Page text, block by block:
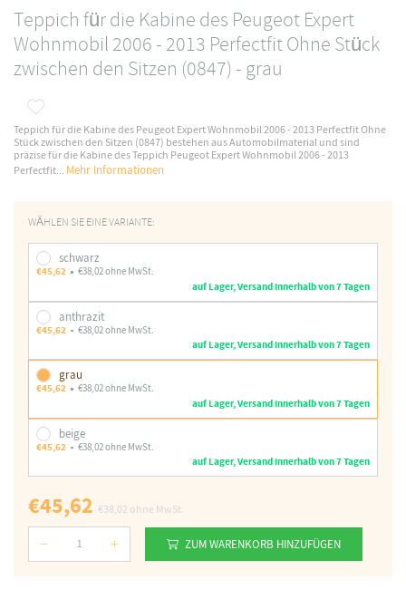
Teppich für die Kabine des Peugeot Expert
Wohnmobil 2006 - 2013 Perfectfit Ohne Stück
zwischen den Sitzen (0847) - grau
Teppich für die Kabine des Peugeot Expert Wohnmobil 2006 - 2013 Perfectfit Ohne
Stück zwischen den Sitzen (0847) bestehen aus Automobilmaterial und sind
präzise für die Kabine des Teppich Peugeot Expert Wohnmobil 2006 - 2013
Perfectfit... Mehr Informationen
WÄHLEN SIE EINE VARIANTE:
schwarz
€45,62
€38,02 ohne MwSt.
auf Lager, Versand innerhalb von 7 Tagen
anthrazit
€45,62
€38,02 ohne MwSt.
auf Lager, Versand innerhalb von 7 Tagen
grau
€45,62
€38,02 ohne MwSt.
auf Lager, Versand innerhalb von 7 Tagen
beige
€45,62
€38,02 ohne MwSt.
auf Lager, Versand innerhalb von 7 Tagen
€45,62 €38,02 ohne MwSt.
Nummer ZUM WARENKORB HINZUFÜGEN